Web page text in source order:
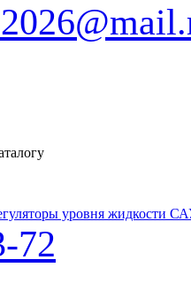
уровня жидкости
72